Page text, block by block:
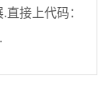
接上代码：